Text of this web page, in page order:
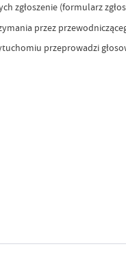
zgłoszenie (formularz
przez
przeprowadzi